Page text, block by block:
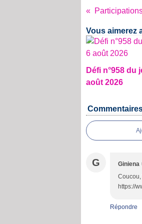
Vous aimerez
Défi n°958 du
août 2026
G Giniena
Coucou,
https://
Répondre